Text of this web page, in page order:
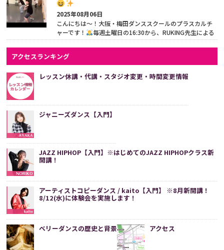
2025年08月06日
こんにちは〜！大阪・梅田ダンススクールのプラスカルチ
ャーです！
毎週土曜日の16:30から、RUKING先生による
HIPHOPダンスのクラスがあります
このクラスは、ダン...
続きをみる
アクセスランキング
レッスン休講・代講・スタジオ変更・時間変更情報
ジャニーズダンス【入門】
JAZZ HIPHOP【入門】※はじめてのJAZZ HIPHOPクラス新
開講！
アーティストコピーダンス / kaito【入門】 ※8月新開講！
8/12(水)に体験会を実施します！
ベリーダンスの歴史と背景 アクセス